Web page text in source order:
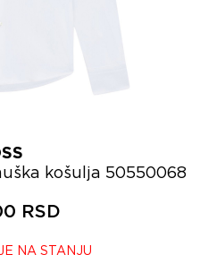
košulja 50550068
RSD
NA STANJU